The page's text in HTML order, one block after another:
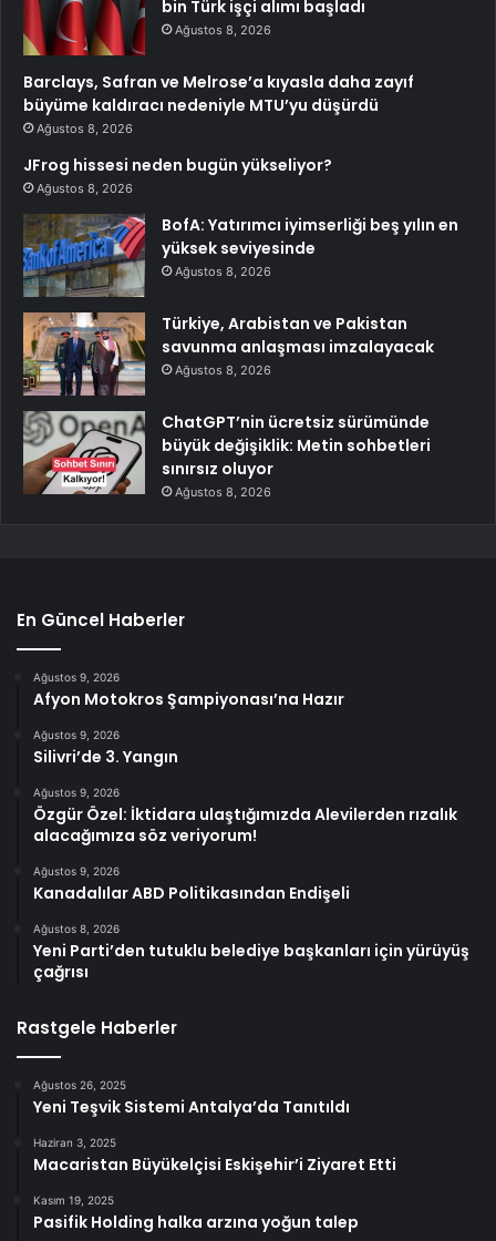
bin Türk işçi alımı başladı
Ağustos 8, 2026
Barclays, Safran ve Melrose’a kıyasla daha zayıf
büyüme kaldıracı nedeniyle MTU’yu düşürdü
Ağustos 8, 2026
JFrog hissesi neden bugün yükseliyor?
Ağustos 8, 2026
BofA: Yatırımcı iyimserliği beş yılın en
yüksek seviyesinde
Ağustos 8, 2026
Türkiye, Arabistan ve Pakistan
savunma anlaşması imzalayacak
Ağustos 8, 2026
ChatGPT’nin ücretsiz sürümünde
büyük değişiklik: Metin sohbetleri
sınırsız oluyor
Ağustos 8, 2026
En Güncel Haberler
Ağustos 9, 2026
Afyon Motokros Şampiyonası’na Hazır
Ağustos 9, 2026
Silivri’de 3. Yangın
Ağustos 9, 2026
Özgür Özel: İktidara ulaştığımızda Alevilerden rızalık
alacağımıza söz veriyorum!
Ağustos 9, 2026
Kanadalılar ABD Politikasından Endişeli
Ağustos 8, 2026
Yeni Parti’den tutuklu belediye başkanları için yürüyüş
çağrısı
Rastgele Haberler
Ağustos 26, 2025
Yeni Teşvik Sistemi Antalya’da Tanıtıldı
Haziran 3, 2025
Macaristan Büyükelçisi Eskişehir’i Ziyaret Etti
Kasım 19, 2025
Pasifik Holding halka arzına yoğun talep